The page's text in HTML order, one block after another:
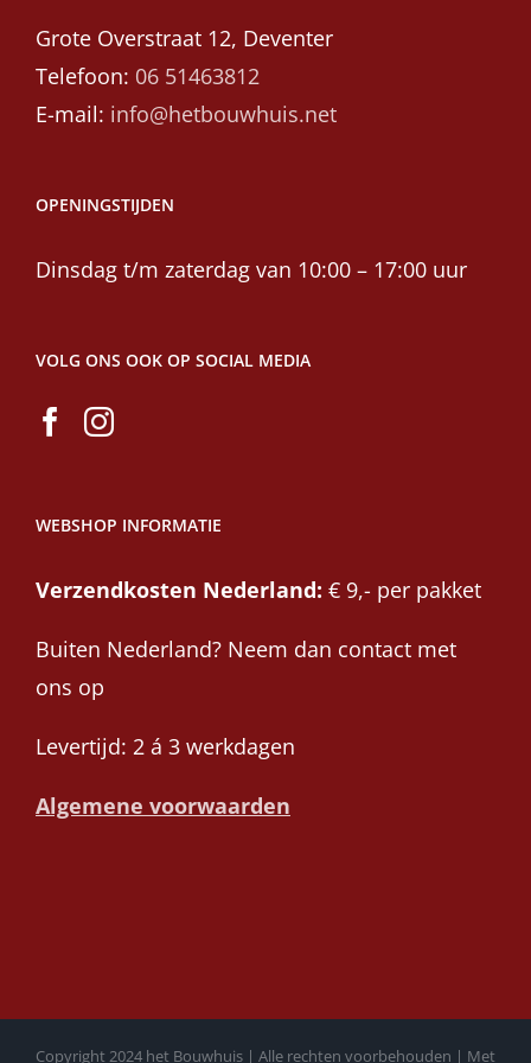
Grote Overstraat 12, Deventer
Telefoon: 06 51463812
E-mail: info@hetbouwhuis.net
OPENINGSTIJDEN
Dinsdag t/m zaterdag van 10:00 – 17:00 uur
VOLG ONS OOK OP SOCIAL MEDIA
WEBSHOP INFORMATIE
Verzendkosten Nederland: € 9,- per pakket
Buiten Nederland? Neem dan contact met
ons op
Levertijd: 2 á 3 werkdagen
Algemene voorwaarden
Copyright 2024 het Bouwhuis | Alle rechten voorbehouden | Met